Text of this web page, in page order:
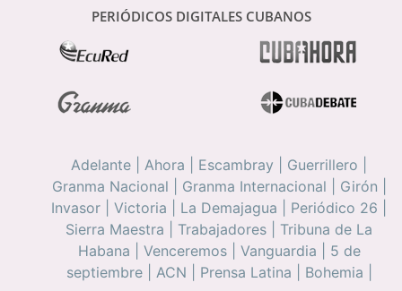
PERIÓDICOS DIGITALES CUBANOS
Adelante Ahora Escambray Guerrillero
Granma Nacional
Granma Internacional Girón
Invasor
Victoria La Demajagua Periódico 26
Sierra Maestra
Trabajadores
Tribuna de La
Habana
Venceremos| Vanguardia
5 de
septiembre| ACN Prensa Latina Bohemia